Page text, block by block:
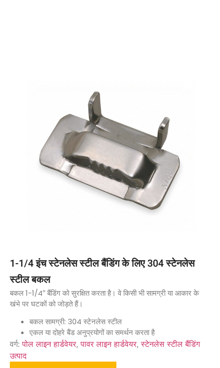
1-1/4 इंच स्टेनलेस स्टील बैंडिंग के लिए 304 स्टेनलेस
स्टील बकल
बकल 1-1/4″ बैंडिंग को सुरक्षित करता है। वे किसी भी सामग्री या आकार के
खंभे पर घटकों को जोड़ते हैं।
बकल सामग्री: 304 स्टेनलेस स्टील
एकल या दोहरे बैंड अनुप्रयोगों का समर्थन करता है
वर्ग:पोल लाइन हार्डवेयर,पावर लाइन हार्डवेयर,स्टेनलेस स्टील बैंडिंग
उत्पाद